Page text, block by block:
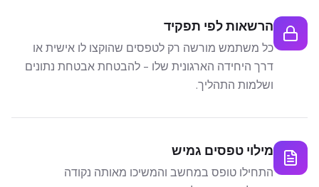
הרשאות לפי תפקיד
כל משתמש מורשה רק לטפסים שהוקצו לו אישית או
דרך היחידה הארגונית שלו - להבטחת אבטחת נתונים
ושלמות התהליך.
מילוי טפסים גמיש
התחילו טופס במחשב והמשיכו מאותה נקודה